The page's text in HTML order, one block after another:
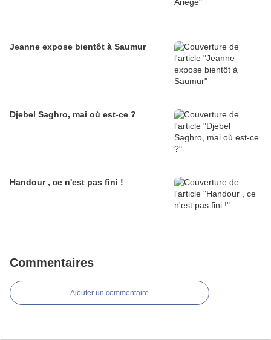
Jeanne expose bientôt à Saumur
Djebel Saghro, mai où est-ce ?
Handour , ce n'est pas fini !
Commentaires
Ajouter un commentaire